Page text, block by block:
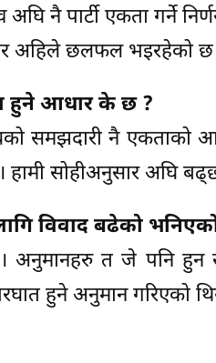
अघि नै पार्टी एकता गर्ने
अहिले छलफल भइरहेको छ ।
हुने आधार के छ ?
समझदारी नै एकताको
हामी सोहीअनुसार अघि
विवाद बढेको
अनुमानहरु त जे पनि हुन
हुने अनुमान गरिएको